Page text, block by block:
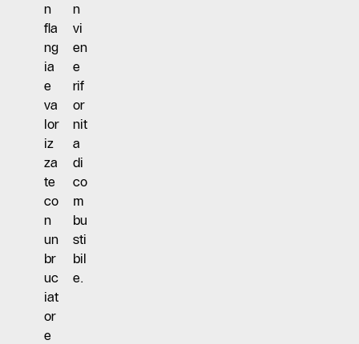
n
fla
ng
ia
e
va
lor
iz
za
te
co
n
un
br
uc
iat
or
e
n
vi
en
e
rif
or
nit
a
di
co
m
bu
sti
bil
e.